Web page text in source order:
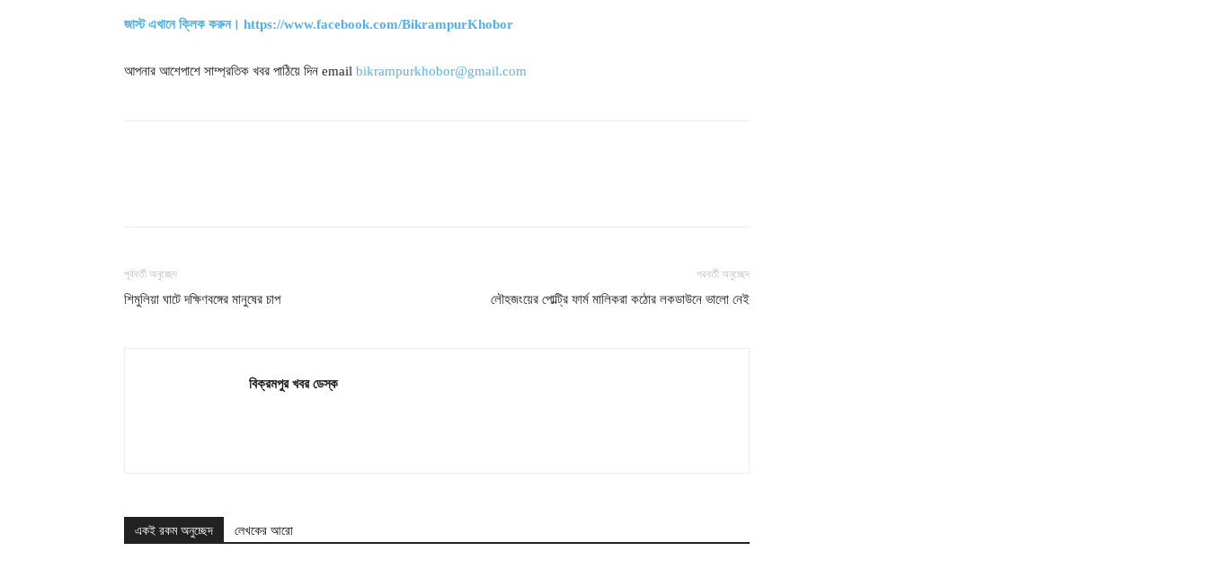
জাস্ট এখানে ক্লিক করুন। https://www.facebook.com/BikrampurKhobor
আপনার আশেপাশে সাম্প্রতিক খবর পাঠিয়ে দিন email bikrampurkhobor@gmail.com
পূর্ববর্তী অনুচ্ছেদ
শিমুলিয়া ঘাটে দক্ষিণবঙ্গের মানুষের চাপ
পরবর্তী অনুচ্ছেদ
লৌহজংয়ের পোল্ট্রি ফার্ম মালিকরা কঠোর লকডাউনে ভালো নেই
বিক্রমপুর খবর ডেস্ক
একই রকম অনুচ্ছেদ লেখকের আরো